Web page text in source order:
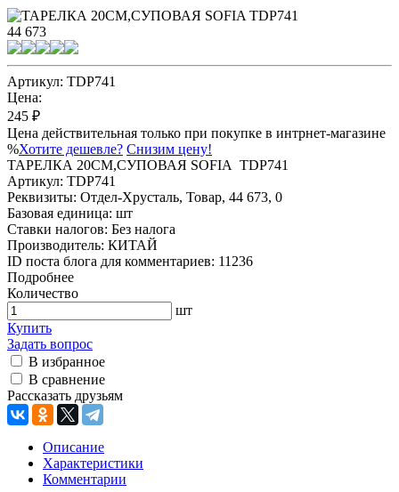
44 673
Артикул: TDP741
Цена:
245 ₽
Цена действительная только при покупке в интрнет-магазине
%Хотите дешевле? Снизим цену!
ТАРЕЛКА 20СМ,СУПОВАЯ SOFIA TDP741
Артикул: TDP741
Реквизиты: Отдел-Хрусталь, Товар, 44 673, 0
Базовая единица: шт
Ставки налогов: Без налога
Производитель: КИТАЙ
ID поста блога для комментариев: 11236
Подробнее
Количество
шт
Купить
Задать вопрос
В избранное
В сравнение
Рассказать друзьям
Описание
Характеристики
Комментарии